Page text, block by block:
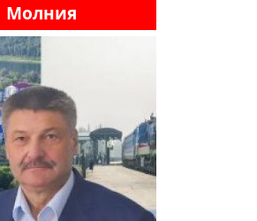
Молния